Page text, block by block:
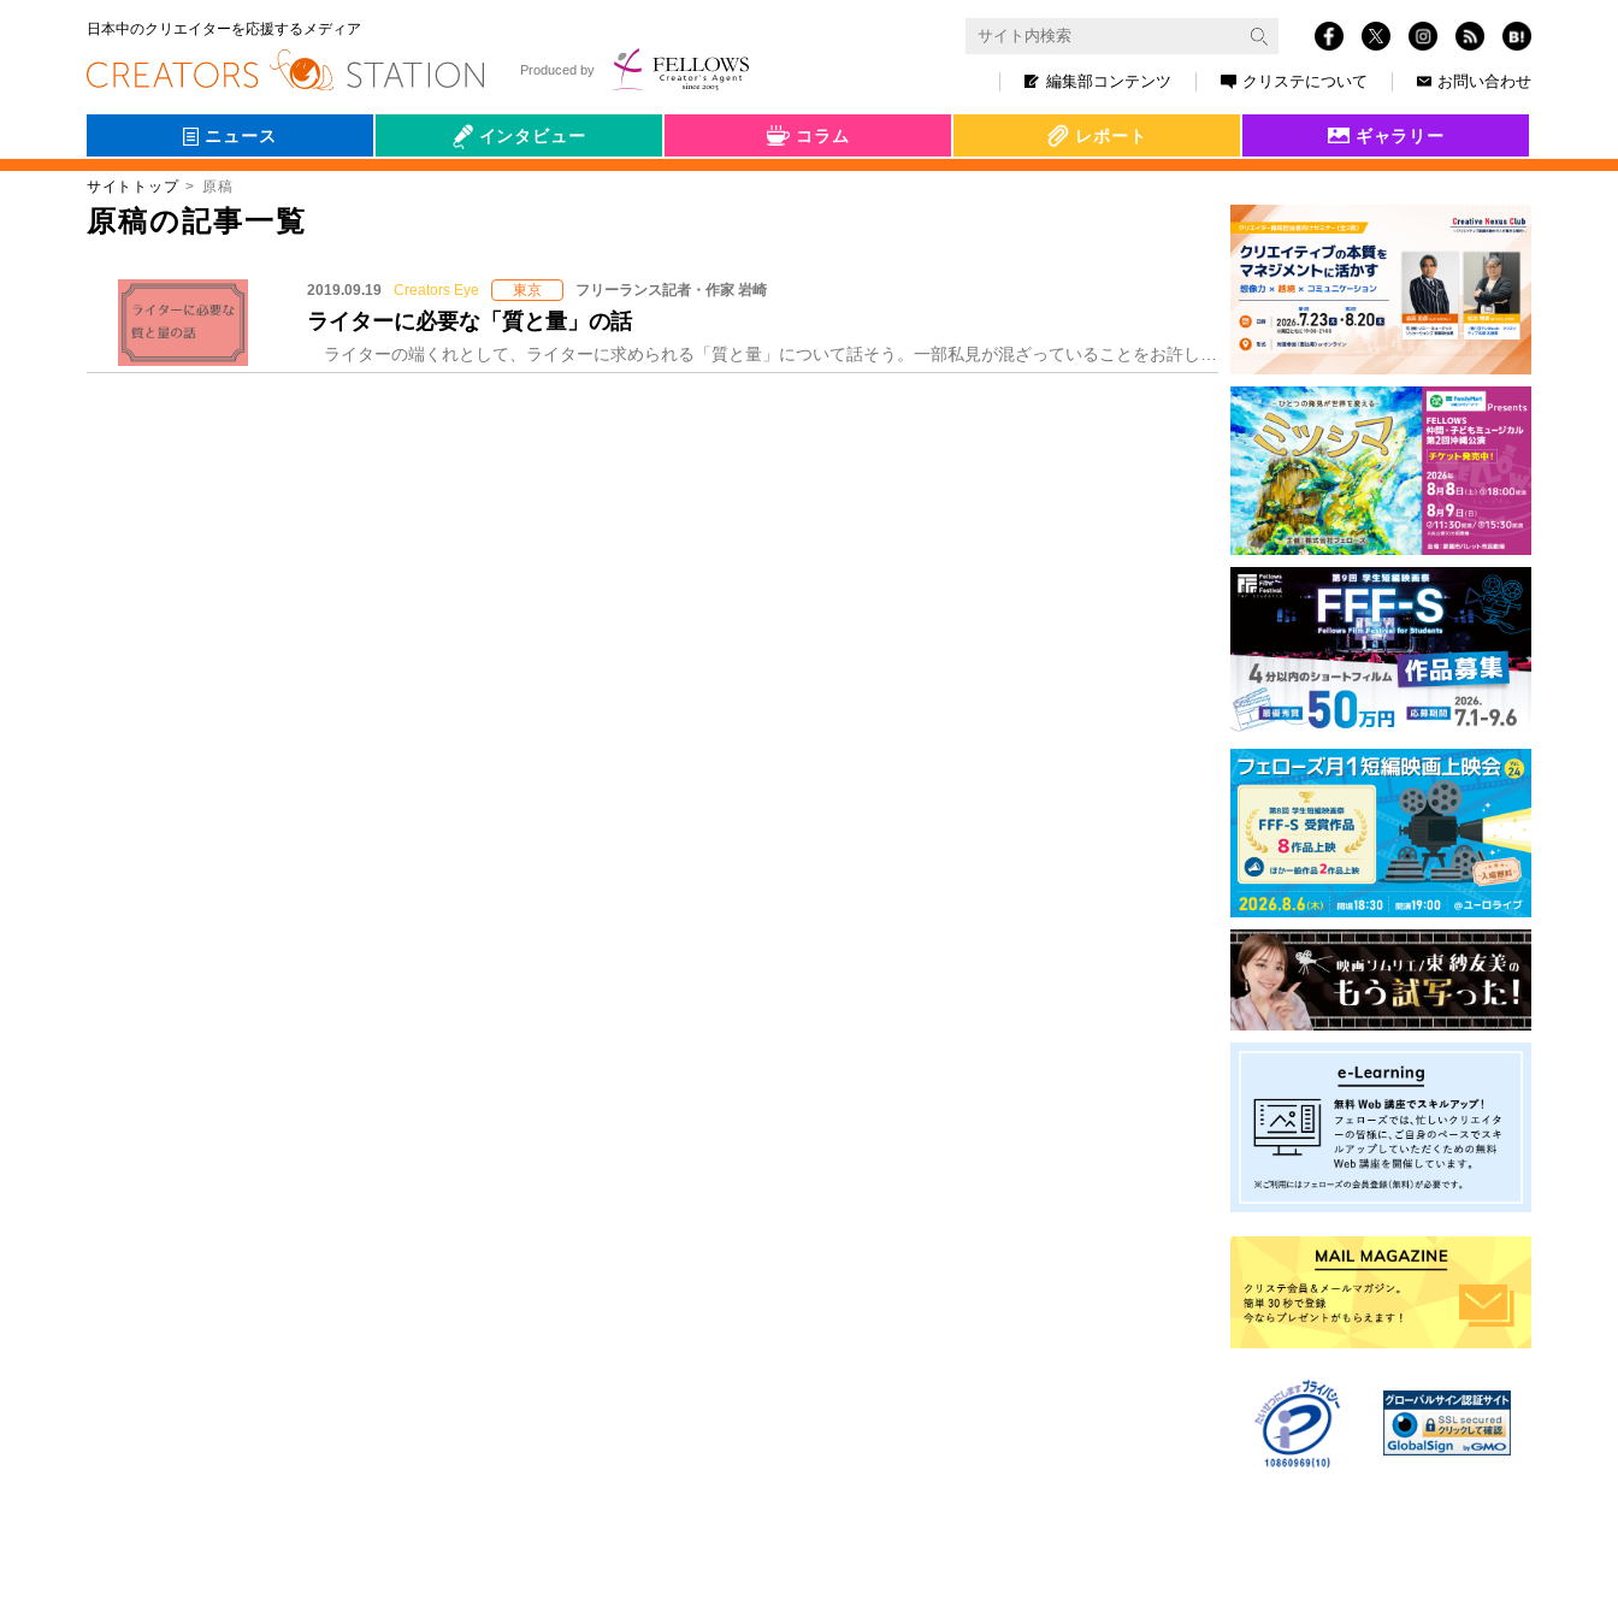
日本中のクリエイターを応援するメディア
編集部コンテンツ クリステについて お問い合わせ
Produced by
ニュース インタビュー コラム レポート ギャラリー
サイトトップ 原稿
原稿の記事一覧
2019.09.19 Creators Eye 東京 フリーランス記者・作家 岩崎
ライターに必要な「質と量」の話